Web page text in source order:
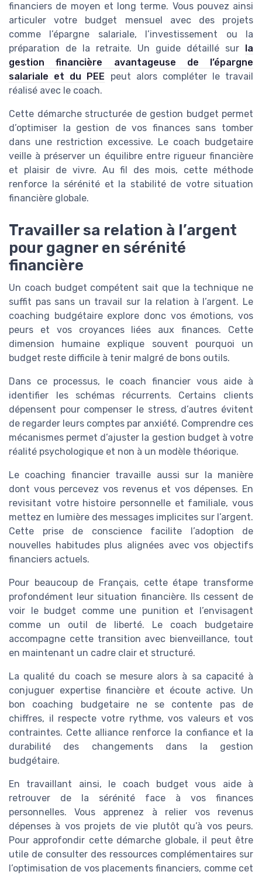
financiers de moyen et long terme. Vous pouvez ainsi
articuler votre budget mensuel avec des projets
comme l’épargne salariale, l’investissement ou la
préparation de la retraite. Un guide détaillé sur
la
gestion financière avantageuse de l’épargne
salariale et du PEE peut alors compléter le travail
réalisé avec le coach.
Cette démarche structurée de gestion budget permet
d’optimiser la gestion de vos finances sans tomber
dans une restriction excessive. Le coach budgetaire
veille à préserver un équilibre entre rigueur financière
et plaisir de vivre. Au fil des mois, cette méthode
renforce la sérénité et la stabilité de votre situation
financière globale.
Travailler sa relation à l’argent
pour gagner en sérénité
financière
Un coach budget compétent sait que la technique ne
suffit pas sans un travail sur la relation à l’argent. Le
coaching budgétaire explore donc vos émotions, vos
peurs et vos croyances liées aux finances. Cette
dimension humaine explique souvent pourquoi un
budget reste difficile à tenir malgré de bons outils.
Dans ce processus, le coach financier vous aide à
identifier les schémas récurrents. Certains clients
dépensent pour compenser le stress, d’autres évitent
de regarder leurs comptes par anxiété. Comprendre ces
mécanismes permet d’ajuster la gestion budget à votre
réalité psychologique et non à un modèle théorique.
Le coaching financier travaille aussi sur la manière
dont vous percevez vos revenus et vos dépenses. En
revisitant votre histoire personnelle et familiale, vous
mettez en lumière des messages implicites sur l’argent.
Cette prise de conscience facilite l’adoption de
nouvelles habitudes plus alignées avec vos objectifs
financiers actuels.
Pour beaucoup de Français, cette étape transforme
profondément leur situation financière. Ils cessent de
voir le budget comme une punition et l’envisagent
comme un outil de liberté. Le coach budgetaire
accompagne cette transition avec bienveillance, tout
en maintenant un cadre clair et structuré.
La qualité du coach se mesure alors à sa capacité à
conjuguer expertise financière et écoute active. Un
bon coaching budgetaire ne se contente pas de
chiffres, il respecte votre rythme, vos valeurs et vos
contraintes. Cette alliance renforce la confiance et la
durabilité des changements dans la gestion
budgétaire.
En travaillant ainsi, le coach budget vous aide à
retrouver de la sérénité face à vos finances
personnelles. Vous apprenez à relier vos revenus
dépenses à vos projets de vie plutôt qu’à vos peurs.
Pour approfondir cette démarche globale, il peut être
utile de consulter des ressources complémentaires sur
l’optimisation de vos placements financiers, comme cet